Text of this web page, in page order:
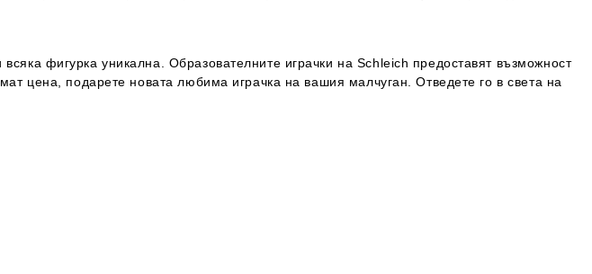
фигурка уникална. Образователните играчки на Schleich предоставят възможност
цена, подарете новата любима играчка на вашия малчуган. Отведете го в света на